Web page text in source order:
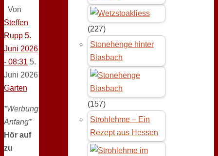
Von
Steffen
Rupp 5.
Juni 2026
- 08:31 5.
Juni 2026
Garten
*Werbung
Anfang*
Hör auf
zu
(227)
Stonehenge hinter
Blasbach
(157)
Strohlehme – Ein
Rezept aus Hessen